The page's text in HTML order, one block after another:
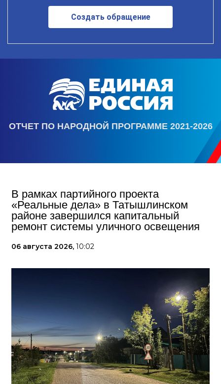
Создать обращение
ОТЧЕТ ПО НАРОДНОЙ ПРОГРАММЕ 2021-2026
В рамках партийного проекта
«Реальные дела» в Татышлинском
районе завершился капитальный
ремонт системы уличного освещения
06 августа 2026, 10:02